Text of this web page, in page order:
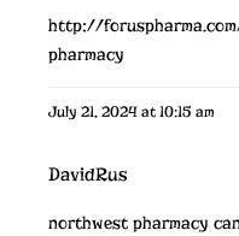
http://
pharmacy
July 21, 2024 at 10:15 am
DavidRus
northwest pharmacy